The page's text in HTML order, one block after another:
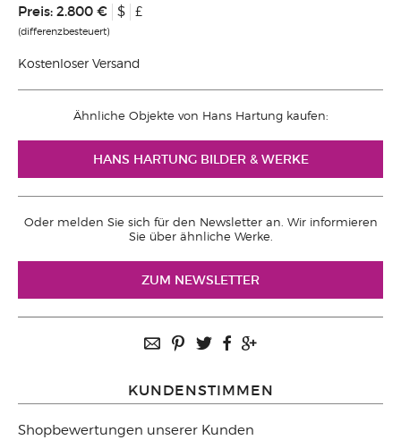
Preis: 2.800 € $ £
(differenzbesteuert)
Kostenloser Versand
Ähnliche Objekte von Hans Hartung kaufen:
HANS HARTUNG BILDER & WERKE
Oder melden Sie sich für den Newsletter an. Wir informieren
Sie über ähnliche Werke.
ZUM NEWSLETTER
KUNDENSTIMMEN
Shopbewertungen unserer Kunden